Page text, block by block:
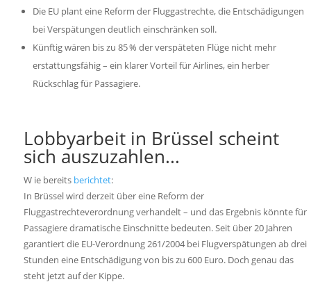
Die EU plant eine Reform der Fluggastrechte, die Entschädigungen
bei Verspätungen deutlich einschränken soll.
Künftig wären bis zu 85 % der verspäteten Flüge nicht mehr
erstattungsfähig – ein klarer Vorteil für Airlines, ein herber
Rückschlag für Passagiere.
Lobbyarbeit in Brüssel scheint
sich auszuzahlen...
Wie bereits berichtet:
In Brüssel wird derzeit über eine Reform der
Fluggastrechteverordnung verhandelt – und das Ergebnis könnte für
Passagiere dramatische Einschnitte bedeuten. Seit über 20 Jahren
garantiert die EU-Verordnung 261/2004 bei Flugverspätungen ab drei
Stunden eine Entschädigung von bis zu 600 Euro. Doch genau das
steht jetzt auf der Kippe.